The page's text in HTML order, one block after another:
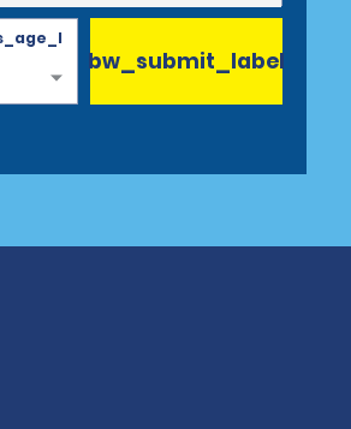
bw_submit_label